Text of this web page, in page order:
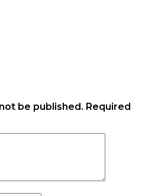
be published. Required